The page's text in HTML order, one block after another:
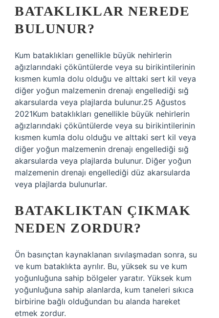
BATAKLIKLAR NEREDE
BULUNUR?
Kum bataklıkları genellikle büyük nehirlerin
ağızlarındaki çöküntülerde veya su birikintilerinin
kısmen kumla dolu olduğu ve alttaki sert kil veya
diğer yoğun malzemenin drenajı engellediği sığ
akarsularda veya plajlarda bulunur.25 Ağustos
2021Kum bataklıkları genellikle büyük nehirlerin
ağızlarındaki çöküntülerde veya su birikintilerinin
kısmen kumla dolu olduğu ve alttaki sert kil veya
diğer yoğun malzemenin drenajı engellediği sığ
akarsularda veya plajlarda bulunur. Diğer yoğun
malzemenin drenajı engellediği düz akarsularda
veya plajlarda bulunurlar.
BATAKLIKTAN ÇIKMAK
NEDEN ZORDUR?
Ön basınçtan kaynaklanan sıvılaşmadan sonra, su
ve kum bataklıkta ayrılır. Bu, yüksek su ve kum
yoğunluğuna sahip bölgeler yaratır. Yüksek kum
yoğunluğuna sahip alanlarda, kum taneleri sıkıca
birbirine bağlı olduğundan bu alanda hareket
etmek zordur.